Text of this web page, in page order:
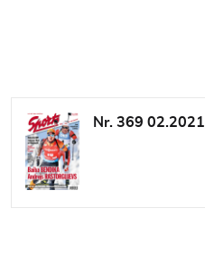
Nr. 369 02.2021